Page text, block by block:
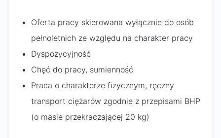
Oferta pracy skierowana wyłącznie do osób
pełnoletnich ze względu na charakter pracy
Dyspozycyjność
Chęć do pracy, sumienność
Praca o charakterze fizycznym, ręczny
transport ciężarów zgodnie z przepisami BHP
(o masie przekraczającej 20 kg)